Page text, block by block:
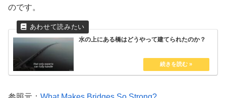
のです。
水の上にある橋はどうやって建てられたのか？